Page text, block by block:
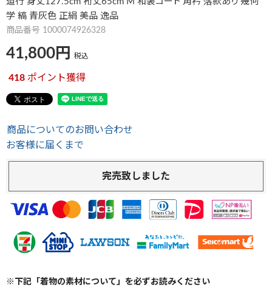
学 縞 青灰色 正絹 美品 逸品
商品番号 1000074926328
41,800 税込
418 ポイント獲得
商品についてのお問い合わせ
お客様に届くまで
完売致しました
※下記「着物の素材について」を必ずお読みください